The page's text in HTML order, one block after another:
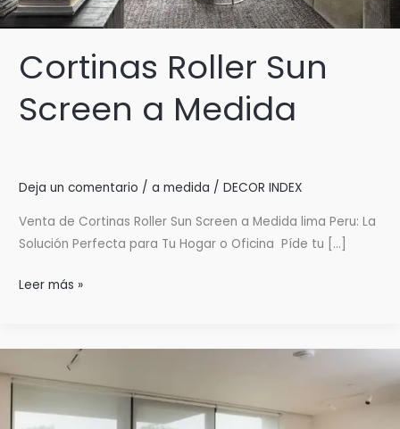
Cortinas Roller Sun
Screen a Medida
Deja un comentario / a medida / DECOR INDEX
Venta de Cortinas Roller Sun Screen a Medida lima Peru: La
Solución Perfecta para Tu Hogar o Oficina Píde tu […]
Cortinas
Screen
a
Leer más »